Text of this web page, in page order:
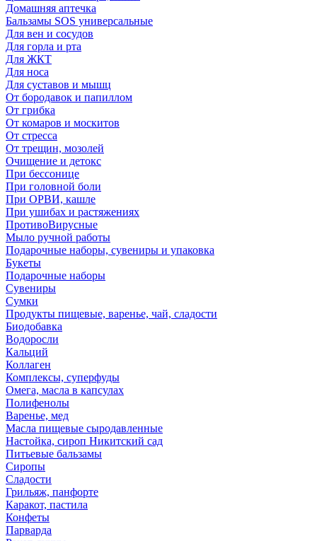
Домашняя аптечка
Бальзамы SOS универсальные
Для вен и сосудов
Для горла и рта
Для ЖКТ
Для носа
Для суставов и мышц
От бородавок и папиллом
От грибка
От комаров и москитов
От стресса
От трещин, мозолей
Очищение и детокс
При бессонице
При головной боли
При ОРВИ, кашле
При ушибах и растяжениях
ПротивоВирусные
Мыло ручной работы
Подарочные наборы, сувениры и упаковка
Букеты
Подарочные наборы
Сувениры
Сумки
Продукты пищевые, варенье, чай, сладости
Биодобавка
Водоросли
Кальций
Коллаген
Комплексы, суперфуды
Омега, масла в капсулах
Полифенолы
Варенье, мед
Масла пищевые сыродавленные
Настойка, сироп Никитский сад
Питьевые бальзамы
Сиропы
Сладости
Грильяж, панфорте
Каракот, пастила
Конфеты
Парварда